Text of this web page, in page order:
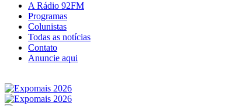
A Rádio 92FM
Programas
Colunistas
Todas as notícias
Contato
Anuncie aqui